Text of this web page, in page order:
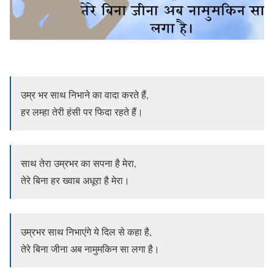
उम्र भर साथ निभाने का वादा करते हैं,
हर लम्हा तेरी हंसी पर फिदा रहते हैं।
साथ तेरा उम्रभर का सपना है मेरा,
तेरे बिना हर ख्वाब अधूरा है मेरा।
उम्रभर साथ निभाएंगे ये दिल से कहा है,
तेरे बिना जीना अब नामुमकिन सा लगा है।